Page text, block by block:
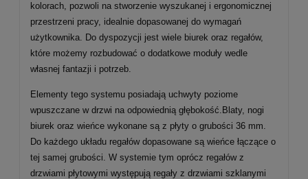
kolorach, pozwoli na stworzenie wyszukanej i ergonomicznej
przestrzeni pracy, idealnie dopasowanej do wymagań
użytkownika. Do dyspozycji jest wiele biurek oraz regałów,
które możemy rozbudować o dodatkowe moduły wedle
własnej fantazji i potrzeb.
Elementy tego systemu posiadają uchwyty poziome
wpuszczane w drzwi na odpowiednią głębokość.Blaty, nogi
biurek oraz wieńce wykonane są z płyty o grubości 36 mm.
Do każdego układu regałów dopasowane są wieńce łączące o
tej samej grubości. W systemie tym oprócz regałów z
drzwiami płytowymi występują regały z drzwiami szklanymi